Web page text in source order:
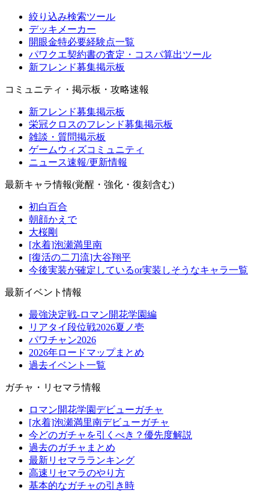
絞り込み検索ツール
デッキメーカー
開眼金特必要経験点一覧
パワクエ契約書の査定・コスパ算出ツール
新フレンド募集掲示板
コミュニティ・掲示板・攻略速報
新フレンド募集掲示板
栄冠クロスのフレンド募集掲示板
雑談・質問掲示板
ゲームウィズコミュニティ
ニュース速報/更新情報
最新キャラ情報(覚醒・強化・復刻含む)
初白百合
朝顔かえで
大桜剛
[水着]泡瀬満里南
[復活の二刀流]大谷翔平
今後実装が確定しているor実装しそうなキャラ一覧
最新イベント情報
最強決定戦-ロマン開花学園編
リアタイ段位戦2026夏ノ壱
パワチャン2026
2026年ロードマップまとめ
過去イベント一覧
ガチャ・リセマラ情報
ロマン開花学園デビューガチャ
[水着]泡瀬満里南デビューガチャ
今どのガチャを引くべき？優先度解説
過去のガチャまとめ
最新リセマラランキング
高速リセマラのやり方
基本的なガチャの引き時